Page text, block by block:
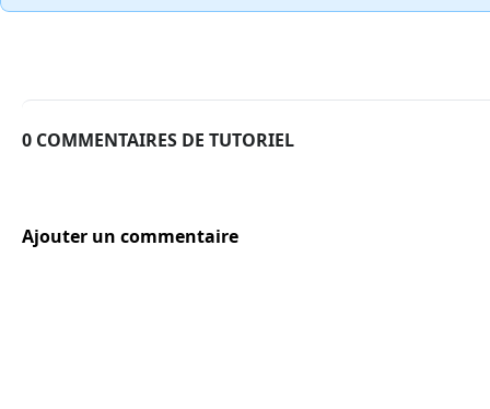
0 COMMENTAIRES DE TUTORIEL
Ajouter un commentaire